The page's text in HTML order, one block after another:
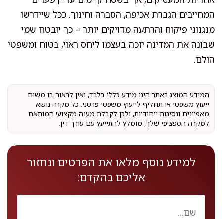
המחייבים הגברת אכיפה, הסברה וחינוך. ככל שיידרשו
מנגנוני פיקוח והרתעה מדויקים יותר – כך יובטח שמי
שבונה את המדינה יזכה בעצמו ליחס ראוי, בטוח ומשפטי
הולם.
המידע המוצג באתר הינו מידע כללי בלבד, ואין לראות בו משום
ייעוץ משפטי או תחליף לייעוץ משפטי פרטני. כל מקרה נושא
מאפיינים ונסיבות ייחודיות, ולכן לקבלת מענה מקצועי המותאם
למקרה הספציפי שלך, מומלץ להתייעץ עם עורך דין.
למידע נוסף מלאו את הפרטים ונחזור
אליכם בהקדם: